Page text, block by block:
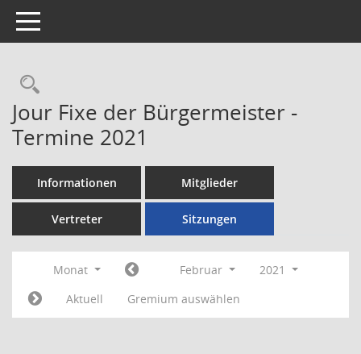
Toggle navigation
Rechercheauswahl
Jour Fixe der Bürgermeister -
Termine 2021
Informationen Mitglieder
Vertreter Sitzungen
Monat Februar
2021
Aktuell
Gremium auswählen